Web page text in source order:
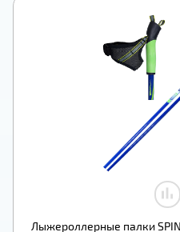
Лыжероллерные палки